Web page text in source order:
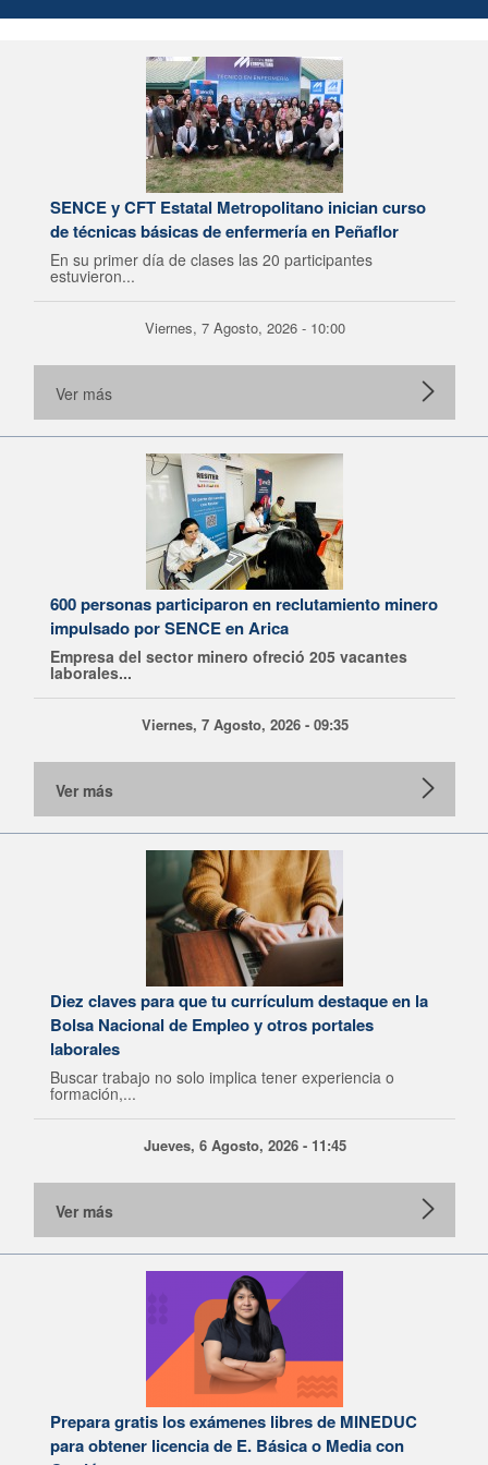
SENCE y CFT Estatal Metropolitano inician curso
de técnicas básicas de enfermería en Peñaflor
En su primer día de clases las 20 participantes
estuvieron...
Viernes, 7 Agosto, 2026 - 10:00
Ver más
600 personas participaron en reclutamiento minero
impulsado por SENCE en Arica
Empresa del sector minero ofreció 205 vacantes
laborales...
Viernes, 7 Agosto, 2026 - 09:35
Ver más
Diez claves para que tu currículum destaque en la
Bolsa Nacional de Empleo y otros portales
laborales
Buscar trabajo no solo implica tener experiencia o
formación,...
Jueves, 6 Agosto, 2026 - 11:45
Ver más
Prepara gratis los exámenes libres de MINEDUC
para obtener licencia de E. Básica o Media con